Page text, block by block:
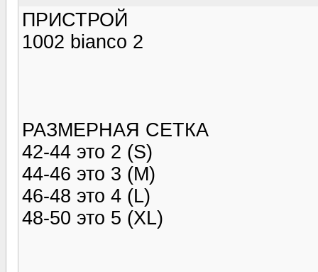
ПРИСТРОЙ
1002 bianco 2
РАЗМЕРНАЯ СЕТКА
42-44 это 2 (S)
44-46 это 3 (M)
46-48 это 4 (L)
48-50 это 5 (XL)